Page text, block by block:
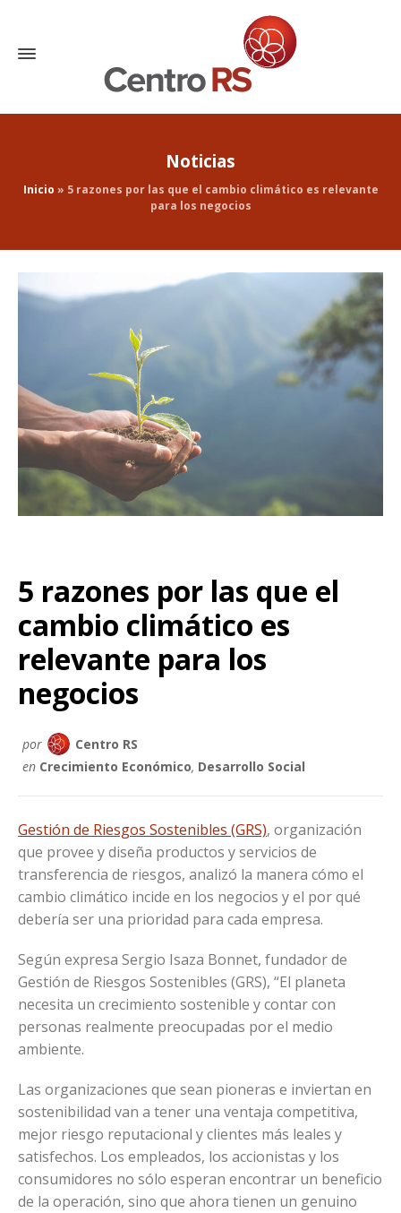
Noticias
Inicio » 5 razones por las que el cambio climático es relevante
para los negocios
5 razones por las que el
cambio climático es
relevante para los
negocios
por
Centro RS
en Crecimiento Económico, Desarrollo Social
Gestión de Riesgos Sostenibles (GRS), organización
que provee y diseña productos y servicios de
transferencia de riesgos, analizó la manera cómo el
cambio climático incide en los negocios y el por qué
debería ser una prioridad para cada empresa.
Según expresa Sergio Isaza Bonnet, fundador de
Gestión de Riesgos Sostenibles (GRS), “El planeta
necesita un crecimiento sostenible y contar con
personas realmente preocupadas por el medio
ambiente.
Las organizaciones que sean pioneras e inviertan en
sostenibilidad van a tener una ventaja competitiva,
mejor riesgo reputacional y clientes más leales y
satisfechos. Los empleados, los accionistas y los
consumidores no sólo esperan encontrar un beneficio
de la operación, sino que ahora tienen un genuino